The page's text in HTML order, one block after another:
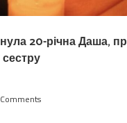
20-річна Даша,